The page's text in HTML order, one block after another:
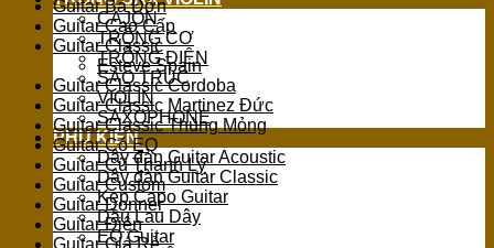
CAJON
TRỐNG CƠ
TRỐNG ĐIỆN
SÁO TRÚC
VIOLIN
SAXOPHONE
PHỤ KIỆN
Dây đàn Guitar Acoustic
Dây đàn Guitar Classic
Kẹp Capo Guitar
Dầu Lau Dây
EQ Guitar
Guitar Ba Đờn
Guitar Cao Cấp
Guitar Classic
Esteve Spain
Guitar Classic Cordoba
Guitar Classic Martinez Đức
Guitar Classic Thùng Mỏng
Guitar Có EQ
Guitar Cũ Thanh Lý
Guitar Custom
Guitar Donner
Guitar Điện
Guitar Giá Rẻ